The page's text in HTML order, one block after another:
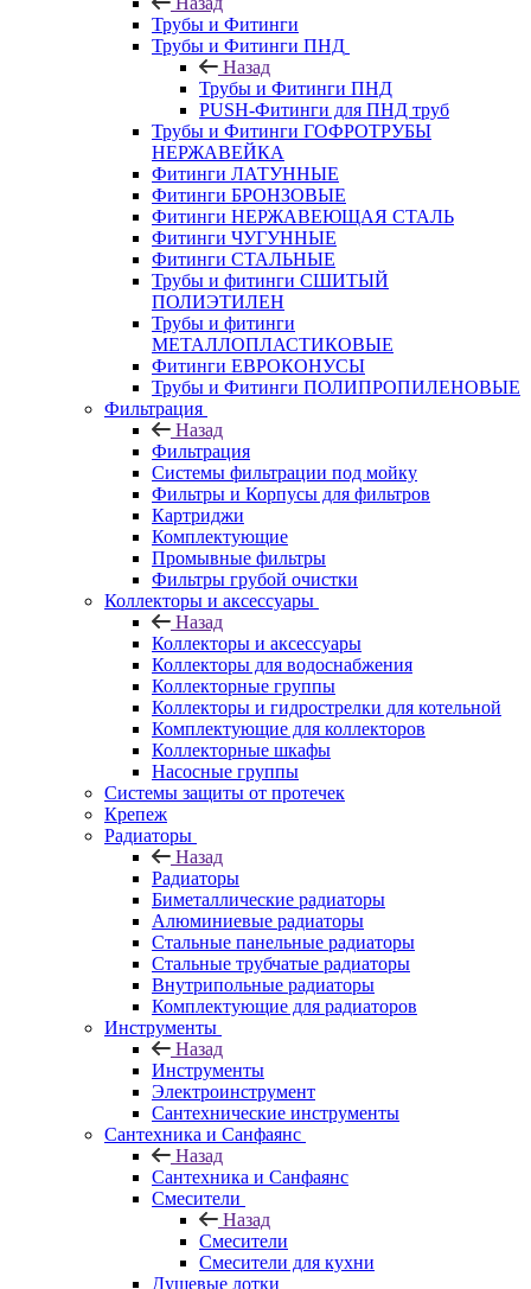
Трубы и Фитинги
Трубы и Фитинги ПНД
Назад
Трубы и Фитинги ПНД
PUSH-Фитинги для ПНД труб
Трубы и Фитинги ГОФРОТРУБЫ
НЕРЖАВЕЙКА
Фитинги ЛАТУННЫЕ
Фитинги БРОНЗОВЫЕ
Фитинги НЕРЖАВЕЮЩАЯ СТАЛЬ
Фитинги ЧУГУННЫЕ
Фитинги СТАЛЬНЫЕ
Трубы и фитинги СШИТЫЙ
ПОЛИЭТИЛЕН
Трубы и фитинги
МЕТАЛЛОПЛАСТИКОВЫЕ
Фитинги ЕВРОКОНУСЫ
Трубы и Фитинги ПОЛИПРОПИЛЕНОВЫЕ
Фильтрация
Назад
Фильтрация
Системы фильтрации под мойку
Фильтры и Корпусы для фильтров
Картриджи
Комплектующие
Промывные фильтры
Фильтры грубой очистки
Коллекторы и аксессуары
Назад
Коллекторы и аксессуары
Коллекторы для водоснабжения
Коллекторные группы
Коллекторы и гидрострелки для котельной
Комплектующие для коллекторов
Коллекторные шкафы
Насосные группы
Системы защиты от протечек
Крепеж
Радиаторы
Назад
Радиаторы
Биметаллические радиаторы
Алюминиевые радиаторы
Стальные панельные радиаторы
Стальные трубчатые радиаторы
Внутрипольные радиаторы
Комплектующие для радиаторов
Инструменты
Назад
Инструменты
Электроинструмент
Сантехнические инструменты
Сантехника и Санфаянс
Назад
Сантехника и Санфаянс
Смесители
Назад
Смесители
Смесители для кухни
Душевые лотки